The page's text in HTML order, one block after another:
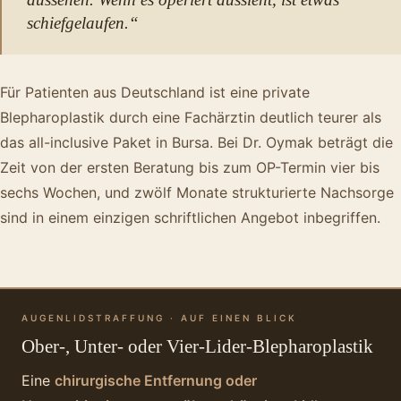
schiefgelaufen.“
Für Patienten aus Deutschland ist eine private
Blepharoplastik durch eine Fachärztin deutlich teurer als
das all-inclusive Paket in Bursa. Bei Dr. Oymak beträgt die
Zeit von der ersten Beratung bis zum OP-Termin vier bis
sechs Wochen, und zwölf Monate strukturierte Nachsorge
sind in einem einzigen schriftlichen Angebot inbegriffen.
AUGENLIDSTRAFFUNG · AUF EINEN BLICK
Ober-, Unter- oder Vier-Lider-Blepharoplastik
Eine chirurgische Entfernung oder